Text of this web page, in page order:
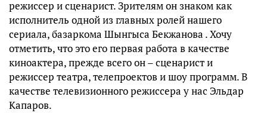
режиссер и сценарист. Зрителям он знаком как
исполнитель одной из главных ролей нашего
сериала, базаркома Шынгыса Бекжанова . Хочу
отметить, что это его первая работа в качестве
киноактера, прежде всего он – сценарист и
режиссер театра, телепроектов и шоу программ. В
качестве телевизионного режиссера у нас Эльдар
Капаров.